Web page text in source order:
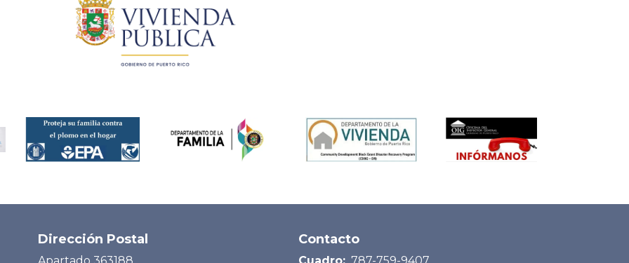
Dirección Postal Contacto